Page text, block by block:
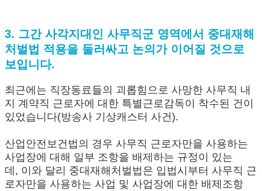
3. 그간 사각지대인 사무직군 영역에서 중대재해
처벌법 적용을 둘러싸고 논의가 이어질 것으로
보입니다.
최근에는 직장동료들의 괴롭힘으로 사망한 사무직 내
지 계약직 근로자에 대한 특별근로감독이 착수된 건이
있었습니다(방송사 기상캐스터 사건).
산업안전보건법의 경우 사무직 근로자만을 사용하는
사업장에 대해 일부 조항을 배제하는 규정이 있는
데, 이와 달리 중대재해처벌법은 입법시부터 사무직 근
로자만을 사용하는 사업 및 사업장에 대한 배제조항